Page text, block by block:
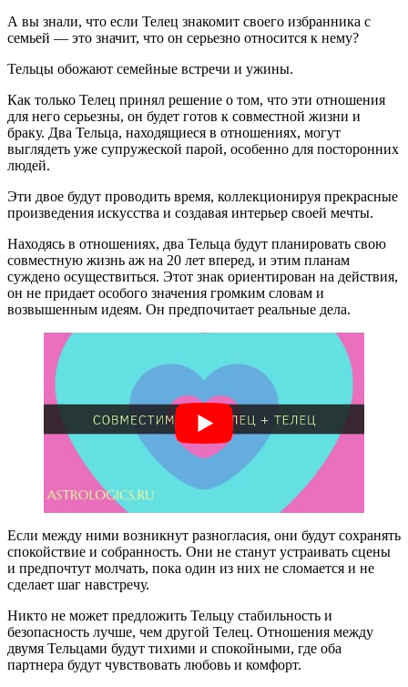
А вы знали, что если Телец знакомит своего избранника с
семьей — это значит, что он серьезно относится к нему?
Тельцы обожают семейные встречи и ужины.
Как только Телец принял решение о том, что эти отношения
для него серьезны, он будет готов к совместной жизни и
браку. Два Тельца, находящиеся в отношениях, могут
выглядеть уже супружеской парой, особенно для посторонних
людей.
Эти двое будут проводить время, коллекционируя прекрасные
произведения искусства и создавая интерьер своей мечты.
Находясь в отношениях, два Тельца будут планировать свою
совместную жизнь аж на 20 лет вперед, и этим планам
суждено осуществиться. Этот знак ориентирован на действия,
он не придает особого значения громким словам и
возвышенным идеям. Он предпочитает реальные дела.
Если между ними возникнут разногласия, они будут сохранять
спокойствие и собранность. Они не станут устраивать сцены
и предпочтут молчать, пока один из них не сломается и не
сделает шаг навстречу.
Никто не может предложить Тельцу стабильность и
безопасность лучше, чем другой Телец. Отношения между
двумя Тельцами будут тихими и спокойными, где оба
партнера будут чувствовать любовь и комфорт.